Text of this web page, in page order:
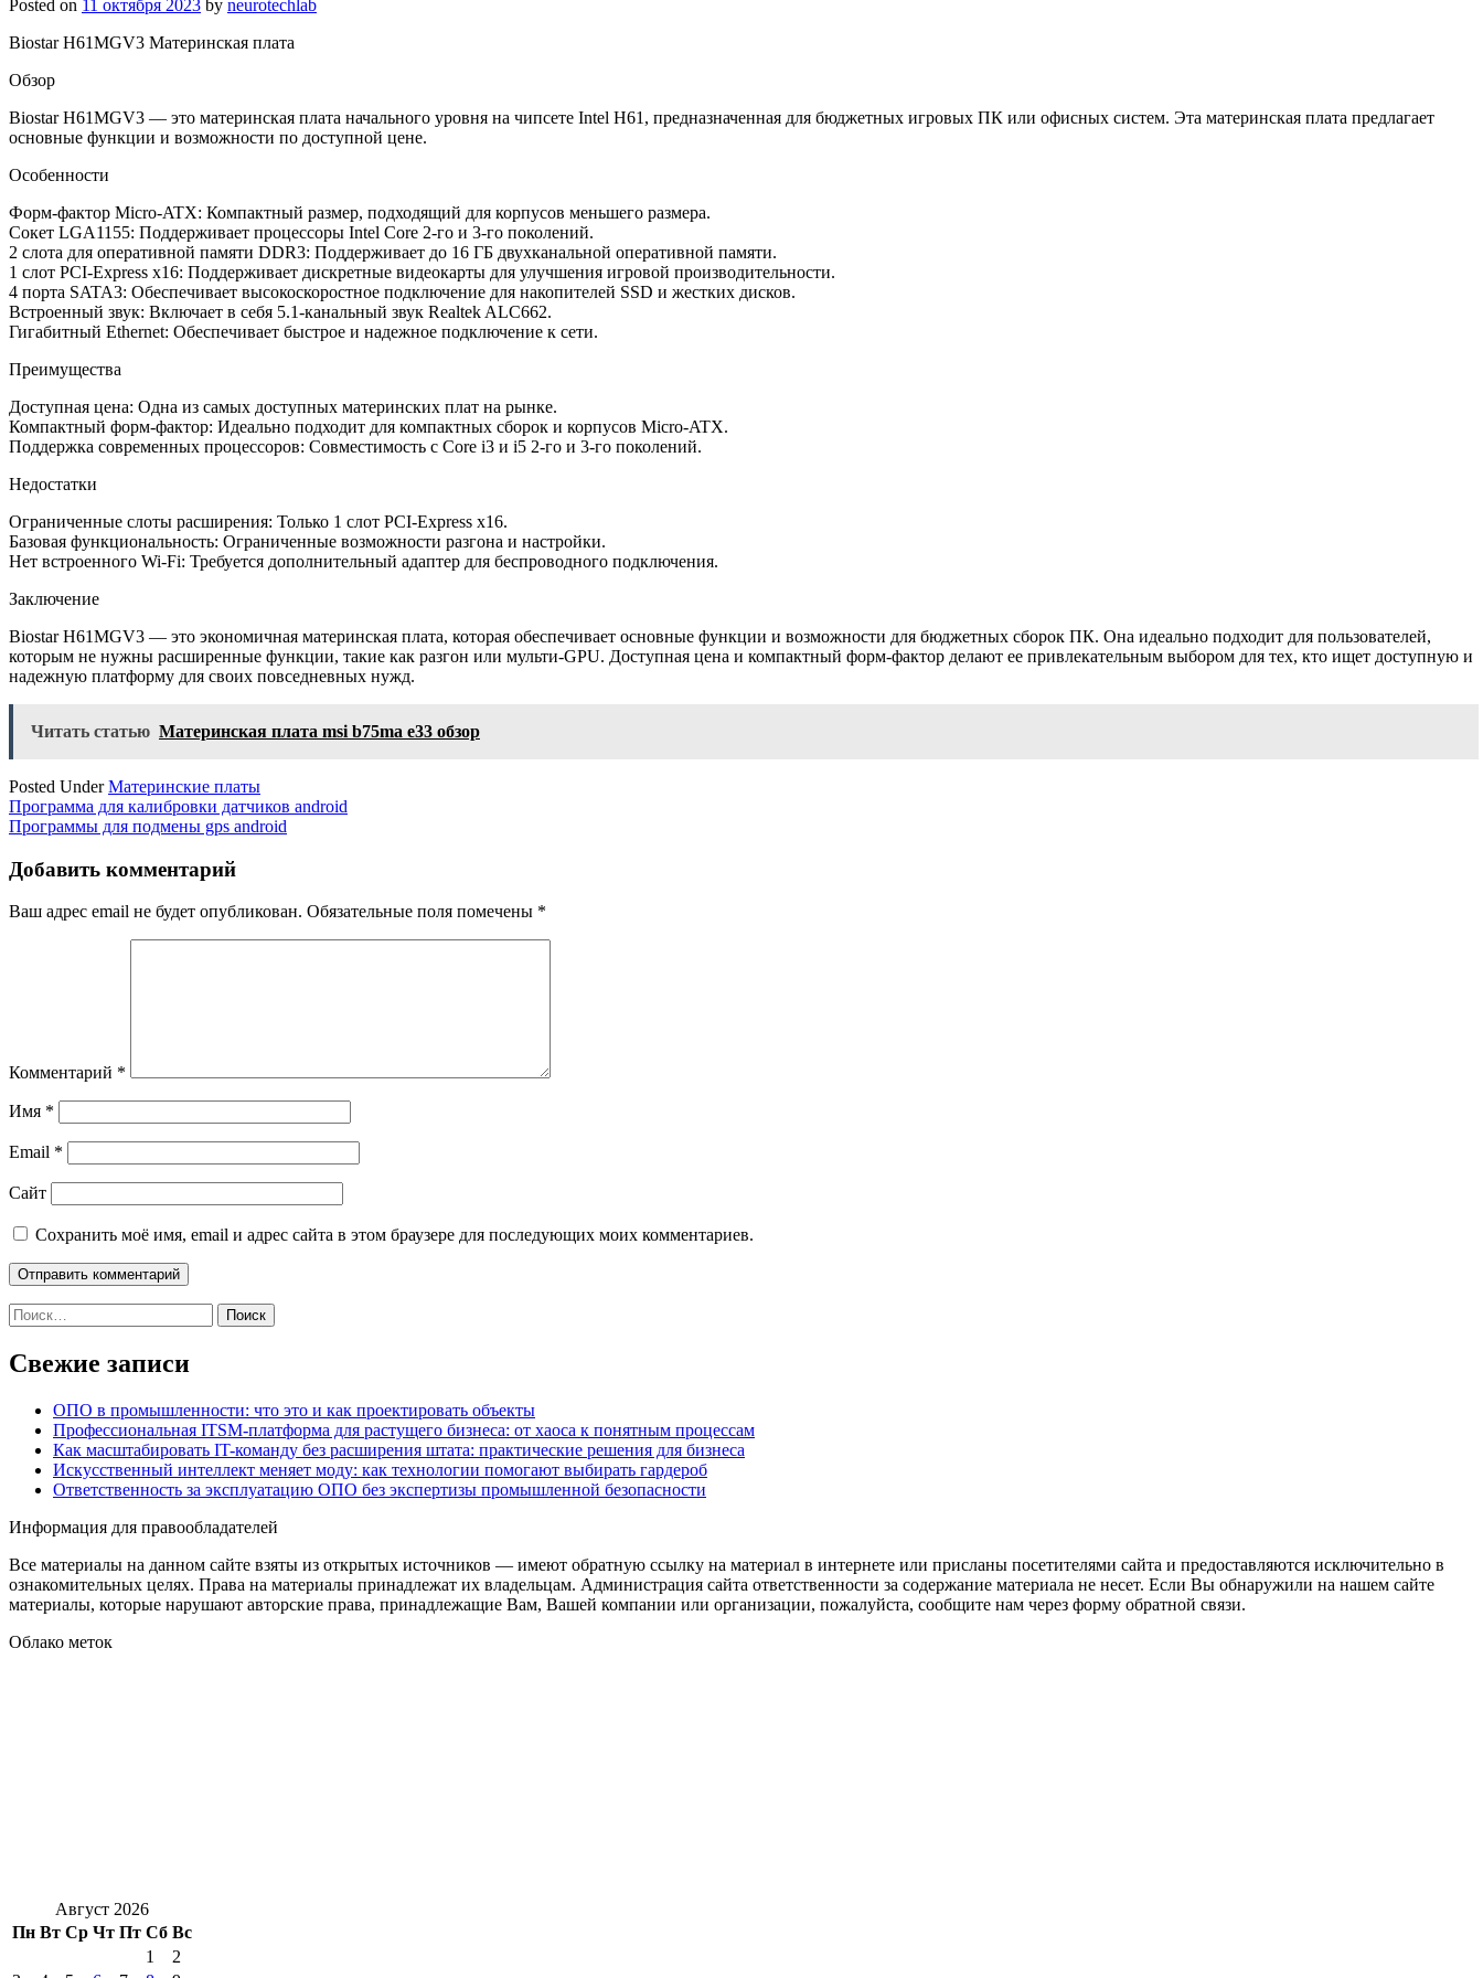
Posted on 11 октября 2023 by neurotechlab
Biostar H61MGV3 Материнская плата
Обзор
Biostar H61MGV3 — это материнская плата начального уровня на чипсете Intel H61, предназначенная для бюджетных игровых ПК или офисных систем. Эта материнская плата предлагает
основные функции и возможности по доступной цене.
Особенности
Форм-фактор Micro-ATX: Компактный размер, подходящий для корпусов меньшего размера.
Сокет LGA1155: Поддерживает процессоры Intel Core 2-го и 3-го поколений.
2 слота для оперативной памяти DDR3: Поддерживает до 16 ГБ двухканальной оперативной памяти.
1 слот PCI-Express x16: Поддерживает дискретные видеокарты для улучшения игровой производительности.
4 порта SATA3: Обеспечивает высокоскоростное подключение для накопителей SSD и жестких дисков.
Встроенный звук: Включает в себя 5.1-канальный звук Realtek ALC662.
Гигабитный Ethernet: Обеспечивает быстрое и надежное подключение к сети.
Преимущества
Доступная цена: Одна из самых доступных материнских плат на рынке.
Компактный форм-фактор: Идеально подходит для компактных сборок и корпусов Micro-ATX.
Поддержка современных процессоров: Совместимость с Core i3 и i5 2-го и 3-го поколений.
Недостатки
Ограниченные слоты расширения: Только 1 слот PCI-Express x16.
Базовая функциональность: Ограниченные возможности разгона и настройки.
Нет встроенного Wi-Fi: Требуется дополнительный адаптер для беспроводного подключения.
Заключение
Biostar H61MGV3 — это экономичная материнская плата, которая обеспечивает основные функции и возможности для бюджетных сборок ПК. Она идеально подходит для пользователей,
которым не нужны расширенные функции, такие как разгон или мульти-GPU. Доступная цена и компактный форм-фактор делают ее привлекательным выбором для тех, кто ищет доступную и
надежную платформу для своих повседневных нужд.
Читать статью Материнская плата msi b75ma e33 обзор
Posted UnderМатеринские платы
Навигация
по
записям
Программа для калибровки датчиков android
Программы для подмены gps android
Добавить комментарий
Ваш адрес email не будет опубликован. Обязательные поля помечены *
Комментарий *
Имя *
Email *
Сайт
Сохранить моё имя, email и адрес сайта в этом браузере для последующих моих комментариев.
Найти:
Свежие записи
ОПО в промышленности: что это и как проектировать объекты
Профессиональная ITSM-платформа для растущего бизнеса: от хаоса к понятным процессам
Как масштабировать IT-команду без расширения штата: практические решения для бизнеса
Искусственный интеллект меняет моду: как технологии помогают выбирать гардероб
Ответственность за эксплуатацию ОПО без экспертизы промышленной безопасности
Информация для правообладателей
Все материалы на данном сайте взяты из открытых источников — имеют обратную ссылку на материал в интернете или присланы посетителями сайта и предоставляются исключительно в
ознакомительных целях. Права на материалы принадлежат их владельцам. Администрация сайта ответственности за содержание материала не несет. Если Вы обнаружили на нашем сайте
материалы, которые нарушают авторские права, принадлежащие Вам, Вашей компании или организации, пожалуйста, сообщите нам через форму обратной связи.
Облако меток
Август 2026
Пн Вт Ср Чт Пт Сб Вс
1
2